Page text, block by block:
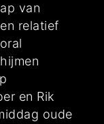
van
relatief
en Rik
oude